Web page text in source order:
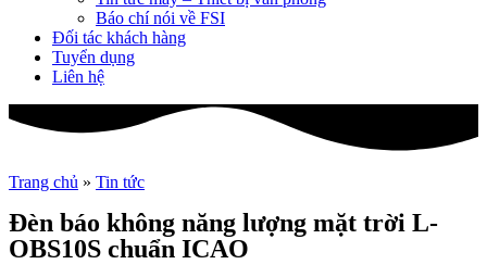
Báo chí nói về FSI
Đối tác khách hàng
Tuyển dụng
Liên hệ
Trang chủ » Tin tức
Đèn báo không năng lượng mặt trời L-
OBS10S chuẩn ICAO